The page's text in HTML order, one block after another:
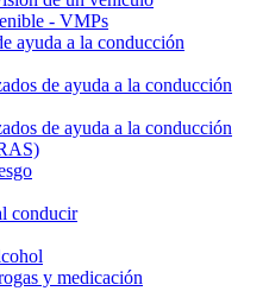
- VMPs
ayuda a la conducción
de ayuda a la conducción
de ayuda a la conducción
conducir
y medicación